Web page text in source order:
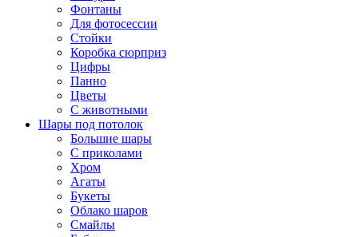
Фонтаны
Для фотосессии
Стойки
Коробка сюрприз
Цифры
Панно
Цветы
С животными
Шары под потолок
Большие шары
С приколами
Хром
Агаты
Букеты
Облако шаров
Смайлы